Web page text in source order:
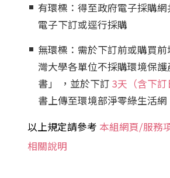
有環標：得至政府電子採購
電子下訂或逕行採購
無環標：需於下訂前或購買
灣大學各單位不採購環境保
書」 ，並於下訂3天（含下訂
書上傳至環境部淨零綠生活網
以上規定請參考 本組網頁/服務
相關說明